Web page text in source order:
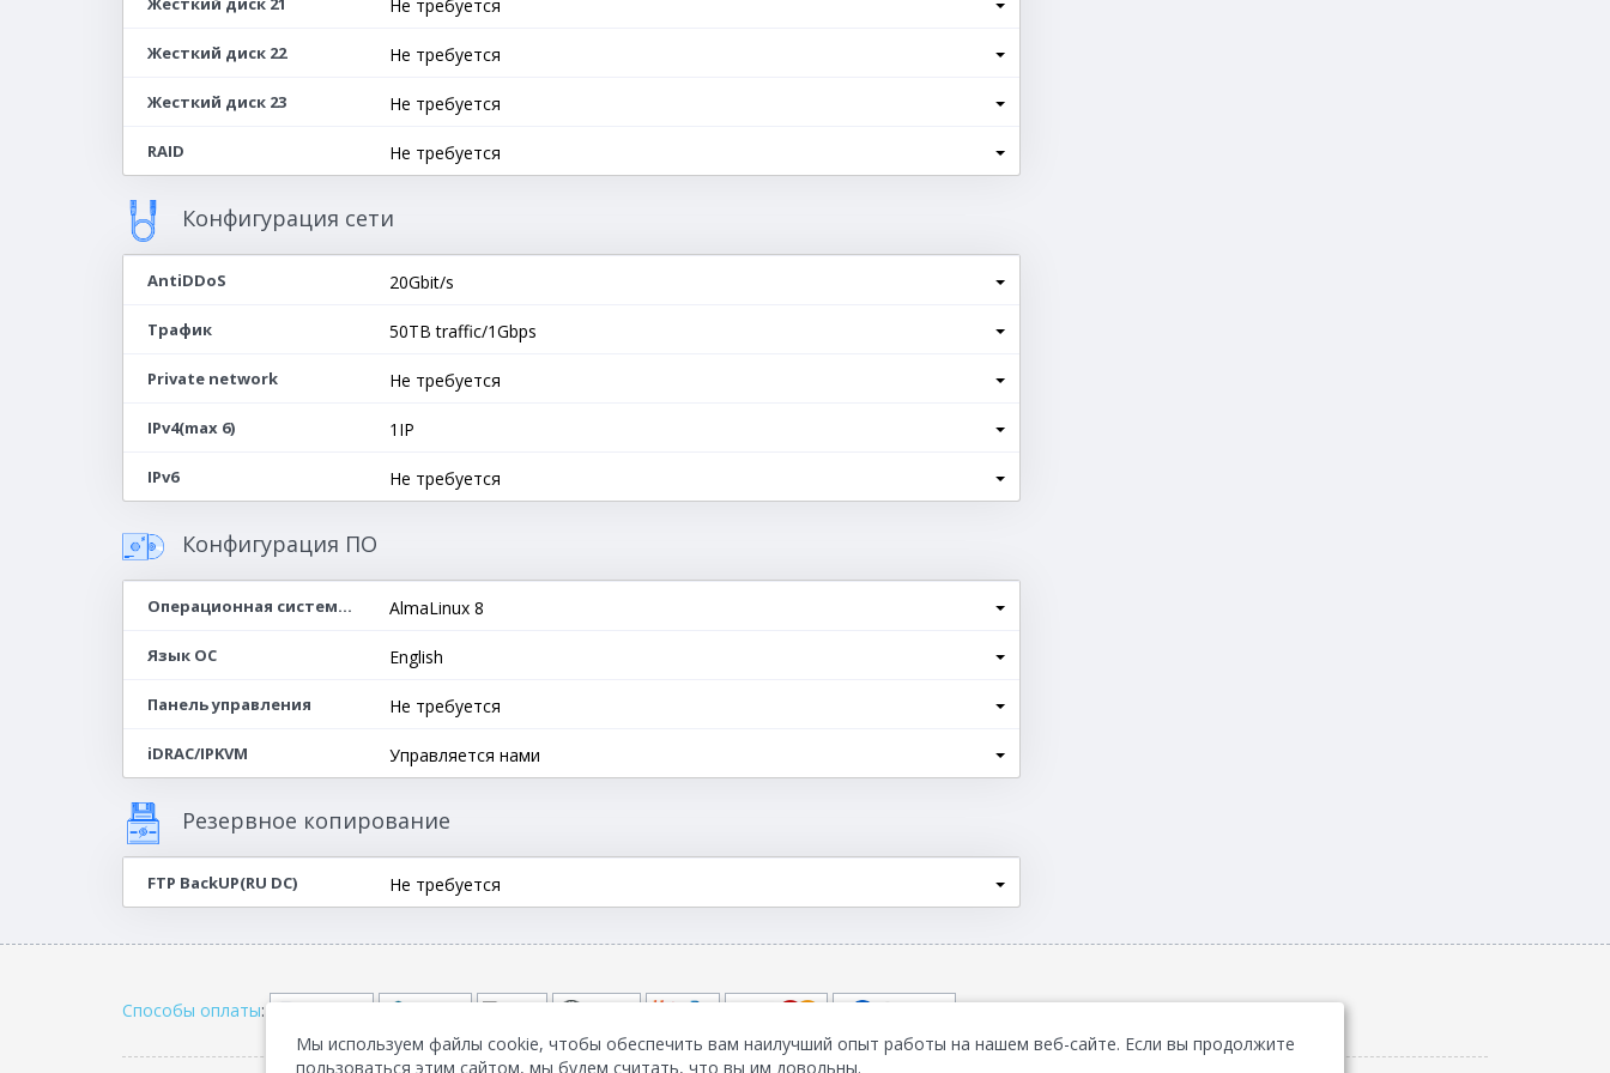
Не требуется
Жесткий диск 22 Не требуется
Жесткий диск 23 Не требуется
RAID Не требуется
Конфигурация сети
AntiDDoS 20Gbit/s
Трафик 50TB traffic/1Gbps
Private network Не требуется
IPv4(max 6) 1IP
IPv6 Не требуется
Конфигурация ПО
Операционная система(64-bit) AlmaLinux 8
Язык ОС English
Панель управления Не требуется
iDRAC/IPKVM Управляется нами
Резервное копирование
FTP BackUP(RU DC) Не требуется
Способы оплаты:
Мы используем файлы cookie, чтобы обеспечить вам наилучший опыт работы на нашем веб-сайте. Если вы продолжите
пользоваться этим сайтом, мы будем считать, что вы им довольны.